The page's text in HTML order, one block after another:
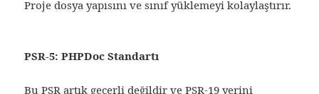
Proje dosya yapısını ve sınıf yüklemeyi kolaylaştırır.
PSR-5: PHPDoc Standartı
Bu PSR artık geçerli değildir ve PSR-19 yerini